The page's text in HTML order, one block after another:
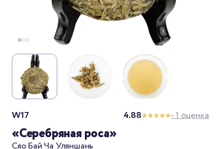
«Серебряная роса»
Сяо Бай Ча Уляншань
W17 4.88 • 1 оценка